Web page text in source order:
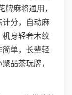
麻将通用，
分，自动麻
身轻奢木纹
单，长辈轻
品茶玩牌，